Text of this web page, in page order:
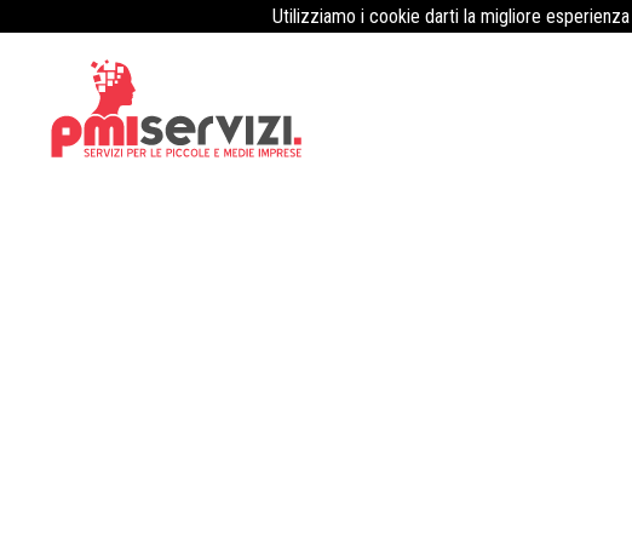
Utilizziamo i cookie darti la migliore